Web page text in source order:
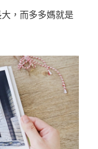
，而多多媽就是